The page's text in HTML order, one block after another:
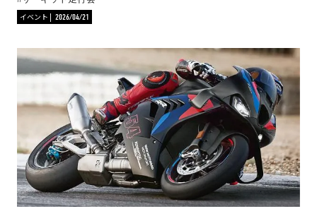
イベント
2026/04/21